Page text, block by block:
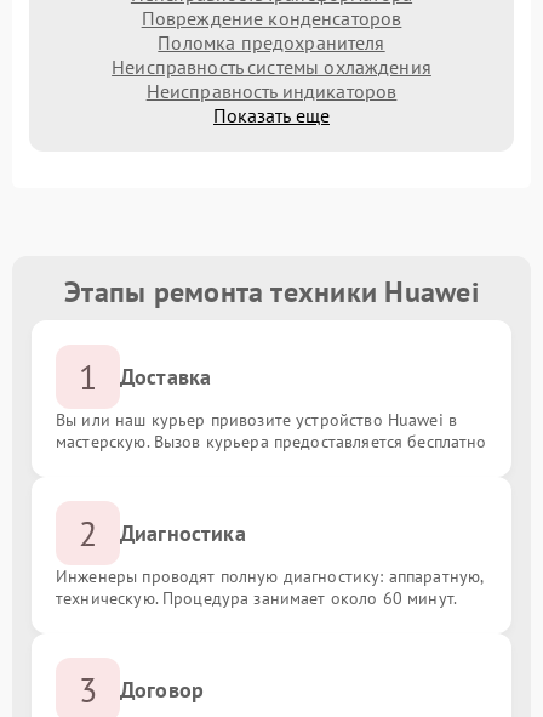
Повреждение конденсаторов
Поломка предохранителя
Неисправность системы охлаждения
Неисправность индикаторов
Показать еще
Этапы ремонта техники Huawei
1 Доставка
Вы или наш курьер привозите устройство Huawei в
мастерскую. Вызов курьера предоставляется бесплатно
2 Диагностика
Инженеры проводят полную диагностику: аппаратную,
техническую. Процедура занимает около 60 минут.
3 Договор